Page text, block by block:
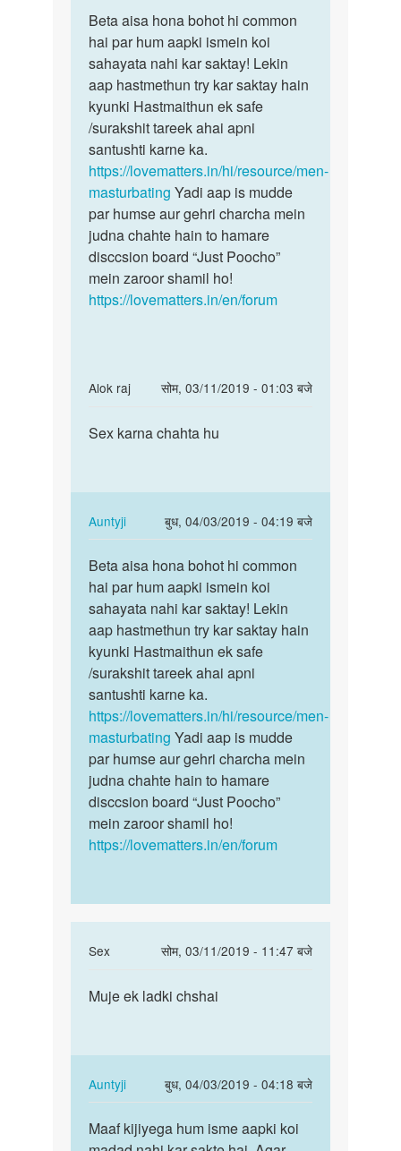
to
me
sex
karana
chahata
hi
by
prem
Beta
aisa
hona
bohot
hi…
Beta aisa hona bohot hi common
hai par hum aapki ismein koi
sahayata nahi kar saktay! Lekin
aap hastmethun try kar saktay hain
kyunki Hastmaithun ek safe
/surakshit tareek ahai apni
santushti karne ka.
https://lovematters.in/hi/resource/men-
masturbating Yadi aap is mudde
par humse aur gehri charcha mein
judna chahte hain to hamare
disccsion board “Just Poocho”
mein zaroor shamil ho!
https://lovematters.in/en/forum
Alok raj
सोम, 03/11/2019 - 01:03 बजे
In
to
karana
chahata
hi
by
prem
Sex
hu
Sex karna chahta hu
Auntyji
बुध, 04/03/2019 - 04:19 बजे
In
reply
to
Sex
karna
chahta
hu
by
Alok
raj
Beta
aisa
hona
bohot
hi…
Beta aisa hona bohot hi common
hai par hum aapki ismein koi
sahayata nahi kar saktay! Lekin
aap hastmethun try kar saktay hain
kyunki Hastmaithun ek safe
/surakshit tareek ahai apni
santushti karne ka.
https://lovematters.in/hi/resource/men-
masturbating Yadi aap is mudde
par humse aur gehri charcha mein
judna chahte hain to hamare
disccsion board “Just Poocho”
mein zaroor shamil ho!
https://lovematters.in/en/forum
Sex
सोम, 03/11/2019 - 11:47 बजे
to
karana
chahata
hi
by
prem
Muje
chshai
Muje ek ladki chshai
Auntyji
बुध, 04/03/2019 - 04:18 बजे
In
reply
to
Muje
Maaf
Maaf kijiyega hum isme aapki koi